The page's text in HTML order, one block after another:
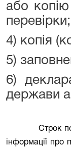
або
перевірки;
4) копія
5)
6)
держави
Строк
інформації про